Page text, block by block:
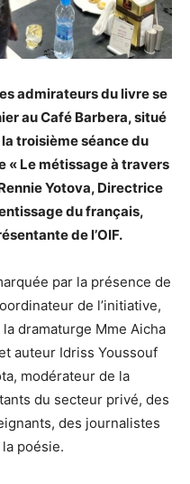
admirateurs du livre se
au Café Barbera, situé
troisième séance du
« Le métissage à travers
Yotova, Directrice
du français,
de l’OIF.
par la présence de
de l’initiative,
dramaturge Mme Aicha
auteur Idriss Youssouf
modérateur de la
du secteur privé, des
des journalistes
poésie.